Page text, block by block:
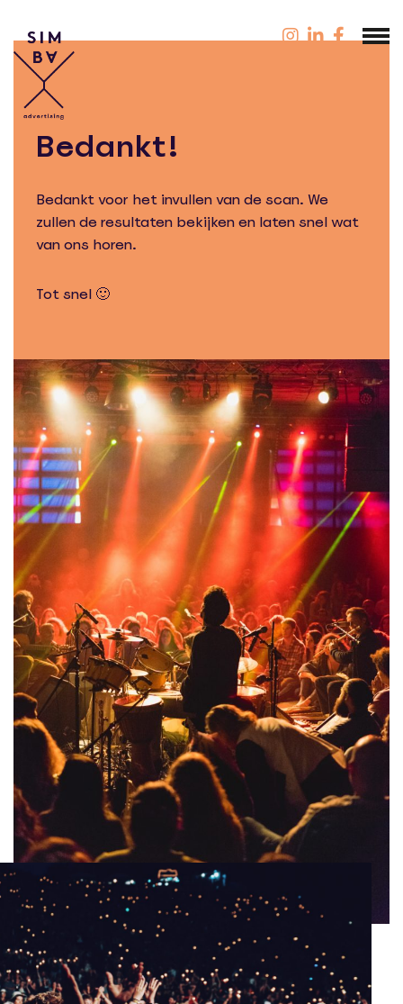
Bedankt!
Bedankt voor het invullen van de scan. We
zullen de resultaten bekijken en laten snel wat
van ons horen.
Tot snel 🙂